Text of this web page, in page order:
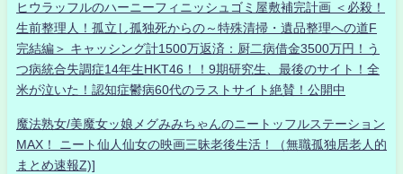
ヒウラッフルのハーニーフィニッシュゴミ屋敷補完計画 ＜必殺！
生前整理人！孤立し孤独死からの～特殊清掃・遺品整理への道F
完結編＞ キャッシング計1500万返済：厨二病借金3500万円！う
つ病統合失調症14年生HKT46！！9期研究生、最後のサイト！全
米が泣いた！認知症鬱病60代のラストサイト絶賛！公開中
魔法熟女/美魔女ッ娘メグみみちゃんのニートッフルステーション
MAX！ ニート仙人仙女の映画三昧老後生活！（無職孤独居老人的
まとめ速報Z)]